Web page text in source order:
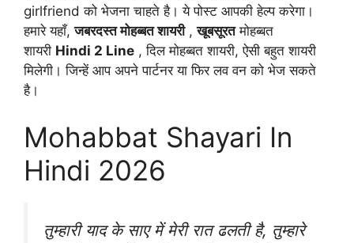
girlfriend को भेजना चाहते है। ये पोस्ट आपकी हेल्प करेगा।
हमारे यहाँ,जबरदस्त मोहब्बत शायरी,खूबसूरतमोहब्बत
शायरी Hindi 2 Line , दिल मोहब्बत शायरी, ऐसी बहुत शायरी
मिलेगी। जिन्हें आप अपने पार्टनर या फिर लव वन को भेज सकते
है।
Mohabbat Shayari In
Hindi 2026
तुम्हारी याद के साए में मेरी रात ढलती है, तुम्हारे